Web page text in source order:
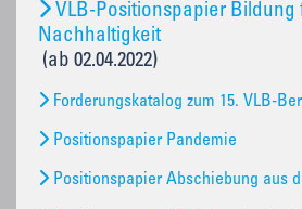
VLB-Positionspapier Bildung
Nachhaltigkeit
(ab 02.04.2022)
Forderungskatalog zum 15. VLB-
Positionspapier Pandemie
Positionspapier Abschiebung aus